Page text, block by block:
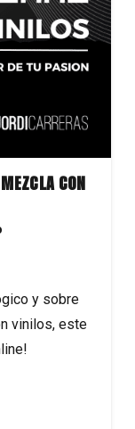
CON
y sobre
vinilos, este